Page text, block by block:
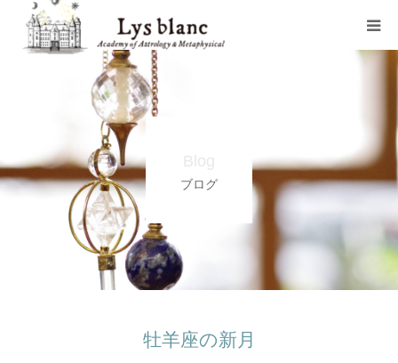
ブログ
牡羊座の新月
プロフィール
メニュー
ウェブショップ
店舗案内